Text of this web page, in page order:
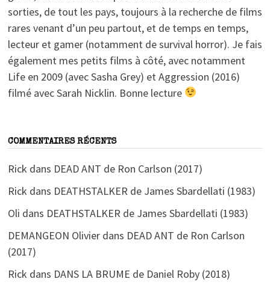
sorties, de tout les pays, toujours à la recherche de films
rares venant d’un peu partout, et de temps en temps,
lecteur et gamer (notamment de survival horror). Je fais
également mes petits films à côté, avec notamment
Life en 2009 (avec Sasha Grey) et Aggression (2016)
filmé avec Sarah Nicklin. Bonne lecture
COMMENTAIRES RÉCENTS
Rick dans DEAD ANT de Ron Carlson (2017)
Rick dans DEATHSTALKER de James Sbardellati (1983)
Oli dans DEATHSTALKER de James Sbardellati (1983)
DEMANGEON Olivierdans DEAD ANT de Ron Carlson
(2017)
Rick dans DANS LA BRUME de Daniel Roby (2018)